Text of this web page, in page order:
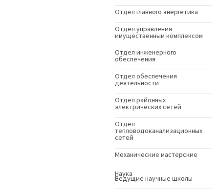
Отдел главного энергетика
Отдел управления
имущественным комплексом
Отдел инженерного
обеспечения
Отдел обеспечения
деятельности
Отдел районных
электрических сетей
Отдел
тепловодоканализационных
сетей
Механические мастерские
Наука
Ведущие научные школы